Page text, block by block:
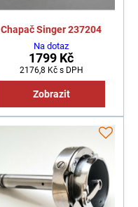
Chapač Singer 237204
Na dotaz
1799 Kč
2176,8 Kč s DPH
Zobrazit